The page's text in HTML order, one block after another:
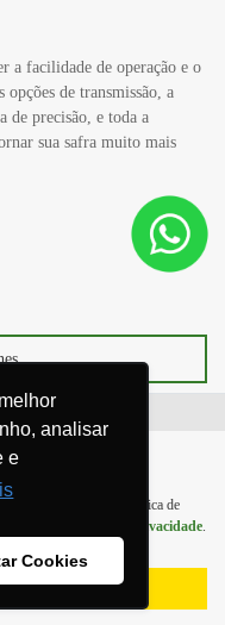
analisar
e
Cookies
a facilidade de operação e o
opções de transmissão, a
de precisão, e toda a
sua safra muito mais
uso de nossa política de
política de privacidade.
Recusar